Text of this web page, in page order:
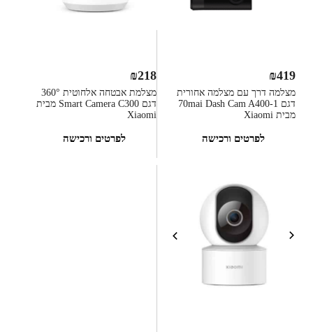
מצלמה דרך עם מצלמה אחורית
דגם 70mai Dash Cam A400-1
מבית Xiaomi
₪419
לפרטים ורכישה
מצלמת אבטחה אלחוטית 360°
דגם Smart Camera C300 מבית
Xiaomi
₪218
לפרטים ורכישה